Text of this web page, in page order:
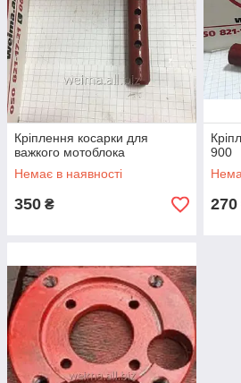
Кріплення косарки для
важкого мотоблока
Немає в наявності
350 ₴
900
270